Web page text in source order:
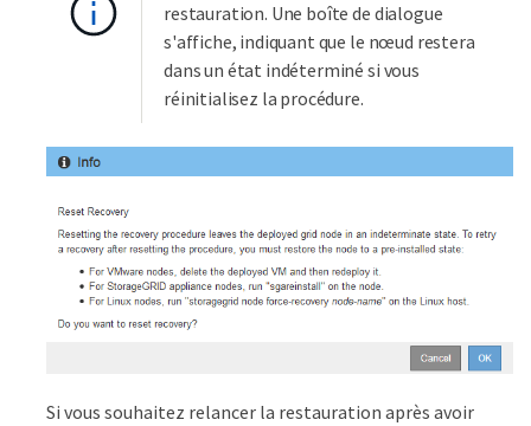
restauration. Une boîte de dialogue
s'affiche, indiquant que le nœud restera
dans un état indéterminé si vous
réinitialisez la procédure.
Si vous souhaitez relancer la restauration après avoir